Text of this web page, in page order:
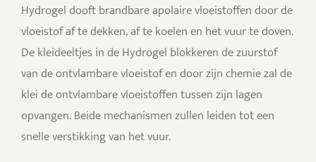
Hydrogel dooft brandbare apolaire vloeistoffen door de
vloeistof af te dekken, af te koelen en het vuur te doven.
De kleideeltjes in de Hydrogel blokkeren de zuurstof
van de ontvlambare vloeistof en door zijn chemie zal de
klei de ontvlambare vloeistoffen tussen zijn lagen
opvangen. Beide mechanismen zullen leiden tot een
snelle verstikking van het vuur.